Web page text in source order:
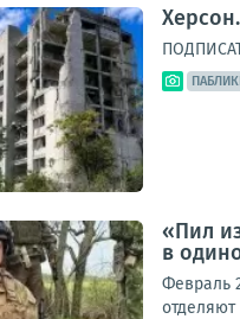
«Пил
в
Февраль